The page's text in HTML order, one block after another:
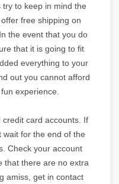
to keep in mind the
free shipping on
the event that you do
that it is going to fit
everything to your
out you cannot afford
experience.
card accounts. If
for the end of the
Check your account
that there are no extra
amiss, get in contact